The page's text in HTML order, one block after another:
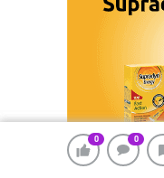
0 0
0 0